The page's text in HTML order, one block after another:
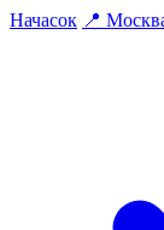
Начасок 📍